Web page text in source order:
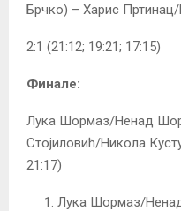
Брчко) – Харис
2:1 (21:12; 19:21; 17:15)
Финале:
Лука Шормаз/Ненад
Стојиловић/Никола
21:17)
Лука Шормаз/